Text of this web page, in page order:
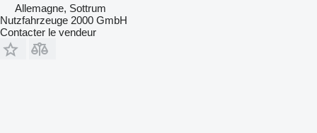
Allemagne, Sottrum
Nutzfahrzeuge 2000 GmbH
Contacter le vendeur